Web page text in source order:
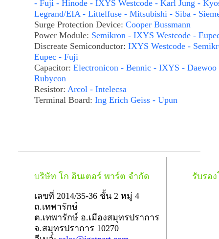
- Fuji - Hinode - IXYS Westcode - Karl Jung -
Legrand/EIA - Littelfuse - Mitsubishi - Siba -
Surge Protection Device: Cooper Bussmann
Power Module: Semikron - IXYS Westcode -
Discreate Semiconductor: IXYS Westcode -
Eupec - Fuji
Capacitor: Electronicon - Bennic - IXYS - Daewoo
Rubycon
Resistor: Arcol - Intelecsa
Terminal Board: Ing Erich Geiss - Upun
บริษัท โก อินเตอร์ พาร์ต จำกัด
เลขที่ 2014/35-36 ชั้น 2 หมู่ 4
ถ.เทพารักษ์
ต.เทพารักษ์ อ.เมืองสมุทรปราการ
จ.สมุทรปราการ 10270
รับรอ